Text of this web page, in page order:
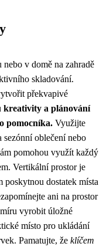
v domě na zahradě
skladování.
překvapivé
kreativity a plánování
pomocníka. Využijte
oblečení nebo
pomohou využít každý
Vertikální prostor je
poskytnou dostatek místa
ani na prostor
vyrobit úložné
místo pro ukládání
Pamatujte, že klíčem